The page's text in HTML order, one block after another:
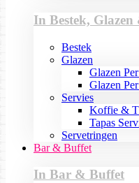
In Bestek, Glazen
Bestek
Glazen
Glazen
Glazen
Servies
Koffie &
Tapas
Servetringen
Bar & Buffet
In Bar & Buffet